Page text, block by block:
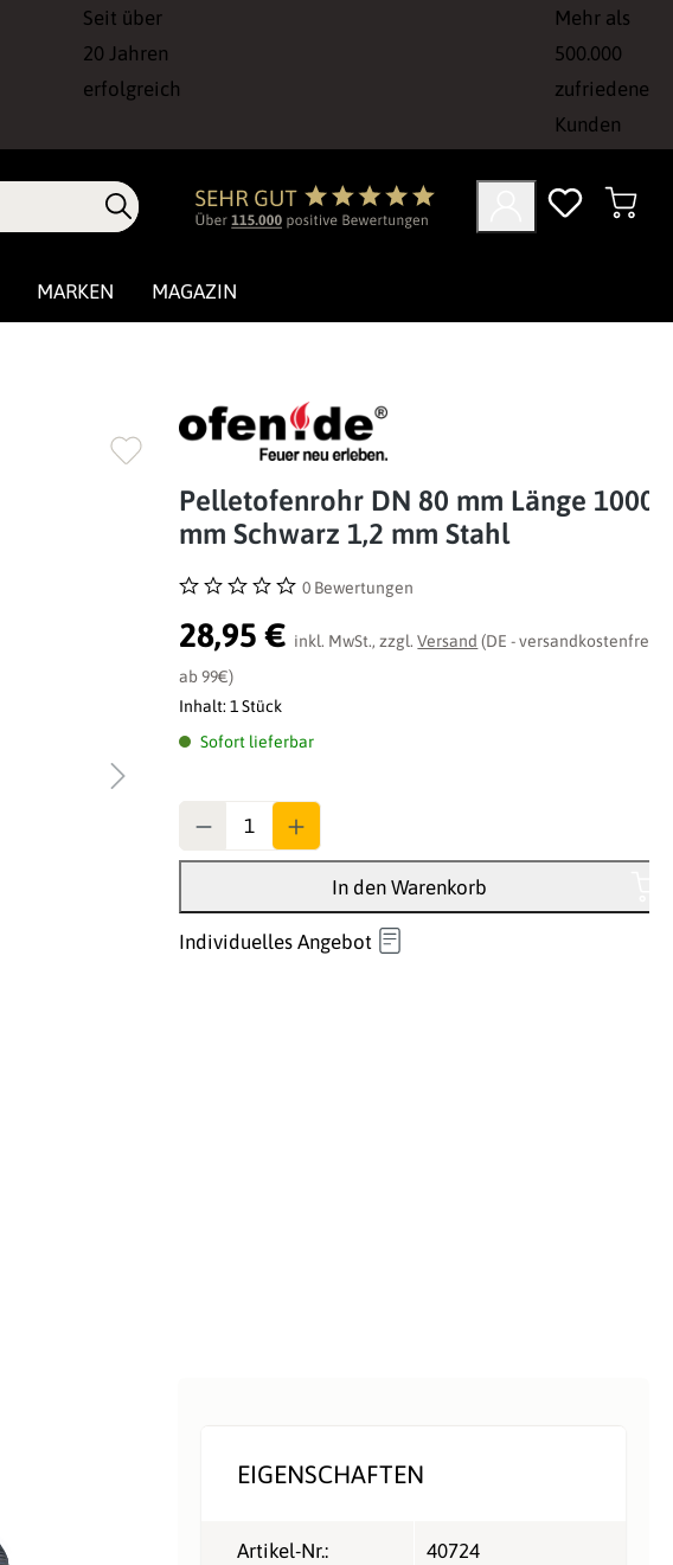
Seit über
20 Jahren
erfolgreich
Mehr als
500.000
zufriedene
Kunden
MARKEN MAGAZIN
Pelletofenrohr DN 80 mm Länge 1000
mm Schwarz 1,2 mm Stahl
Durchschnittliche Bewertung von 0 von 5 Sternen
0 Bewertungen
28,95 € inkl. MwSt., zzgl.Versand (DE - versandkostenfrei
ab 99€)
Inhalt:1 Stück
Sofort lieferbar
In den Warenkorb
Individuelles Angebot
EIGENSCHAFTEN
Artikel-Nr.: 40724